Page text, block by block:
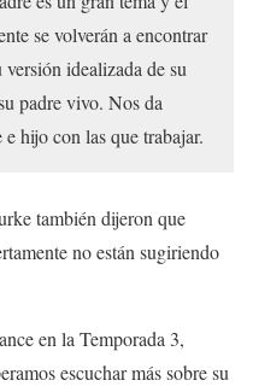
se volverán a encontrar
idealizada de su
padre vivo. Nos da
e hijo con las que trabajar.
también dijeron que
no están sugiriendo
en la Temporada 3,
escuchar más sobre su